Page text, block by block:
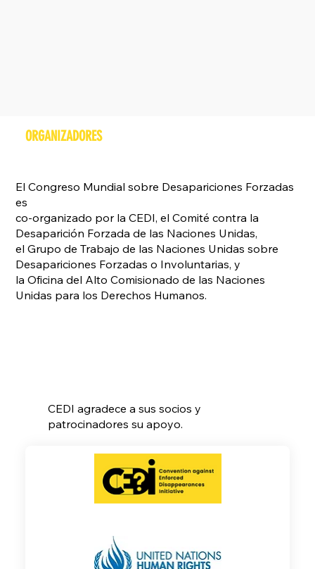
ORGANIZADORES
El Congreso Mundial sobre Desapariciones Forzadas
es
co-organizado por la CEDI, el Comité contra la
Desaparición Forzada de las Naciones Unidas,
el Grupo de Trabajo de las Naciones Unidas sobre
Desapariciones Forzadas o Involuntarias, y
la Oficina del Alto Comisionado de las Naciones
Unidas para los Derechos Humanos.
CEDI agradece a sus socios y
patrocinadores su apoyo.